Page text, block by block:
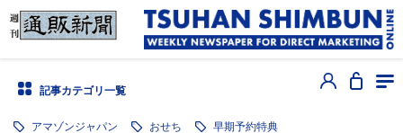
記事カテゴリ一覧
アマゾンジャパン おせち 早期予約特典